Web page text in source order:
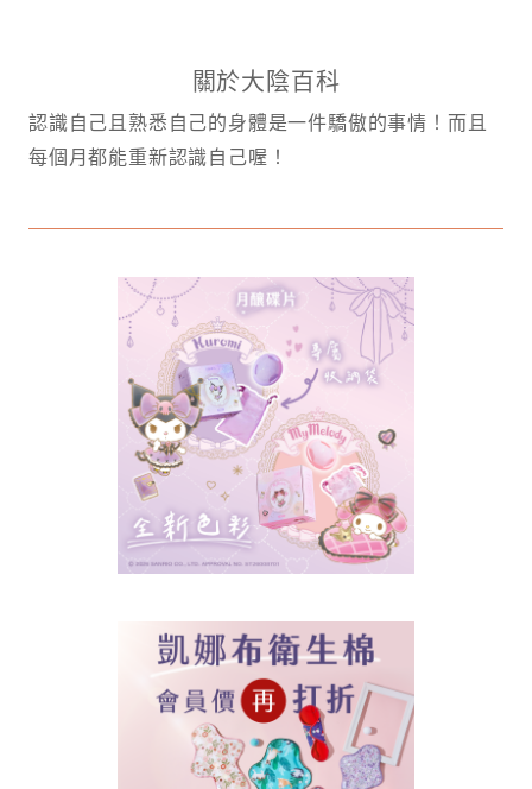
關於大陰百科
認識自己且熟悉自己的身體是一件驕傲的事情！而且
每個月都能重新認識自己喔！